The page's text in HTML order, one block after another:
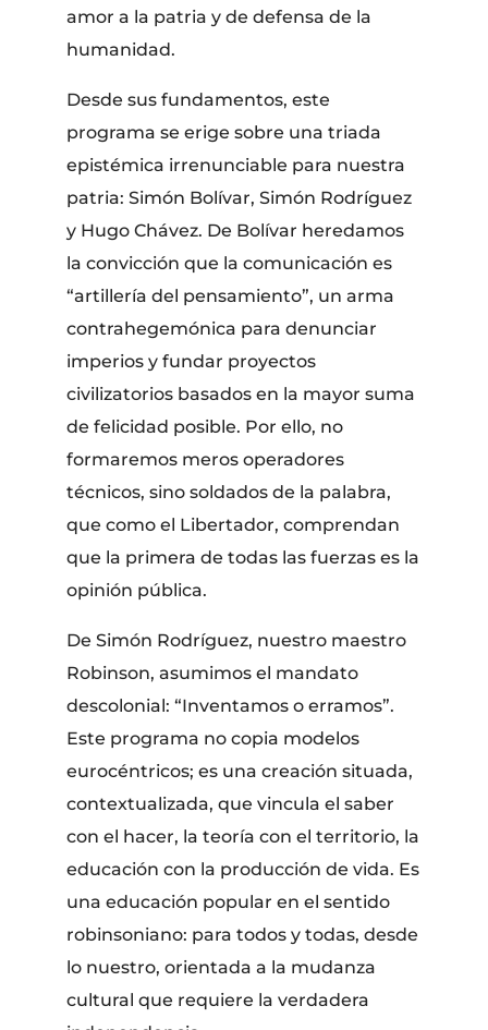
amor a la patria y de defensa de la
humanidad.
Desde sus fundamentos, este
programa se erige sobre una triada
epistémica irrenunciable para nuestra
patria: Simón Bolívar, Simón Rodríguez
y Hugo Chávez. De Bolívar heredamos
la convicción que la comunicación es
“artillería del pensamiento”, un arma
contrahegemónica para denunciar
imperios y fundar proyectos
civilizatorios basados en la mayor suma
de felicidad posible. Por ello, no
formaremos meros operadores
técnicos, sino soldados de la palabra,
que como el Libertador, comprendan
que la primera de todas las fuerzas es la
opinión pública.
De Simón Rodríguez, nuestro maestro
Robinson, asumimos el mandato
descolonial: “Inventamos o erramos”.
Este programa no copia modelos
eurocéntricos; es una creación situada,
contextualizada, que vincula el saber
con el hacer, la teoría con el territorio, la
educación con la producción de vida. Es
una educación popular en el sentido
robinsoniano: para todos y todas, desde
lo nuestro, orientada a la mudanza
cultural que requiere la verdadera